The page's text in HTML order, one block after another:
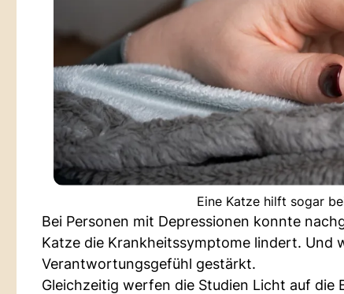
Eine Katze hilft sogar
Bei Personen mit Depressionen konnte
Katze die Krankheitssymptome lindert. Und
Verantwortungsgefühl gestärkt.
Gleichzeitig werfen die Studien Licht auf die